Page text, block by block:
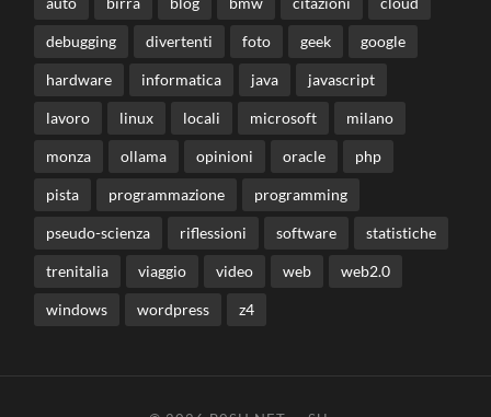
debugging divertenti foto geek google
hardware informatica java javascript
lavoro linux locali microsoft milano
monza ollama opinioni oracle php
pista programmazione programming
pseudo-scienza riflessioni software statistiche
trenitalia viaggio video web web2.0
windows wordpress z4